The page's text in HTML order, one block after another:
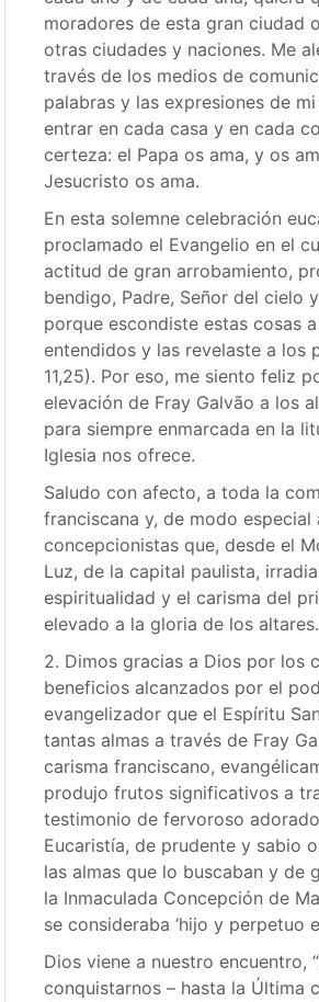
moradores de esta gran ciudad
otras ciudades y naciones. Me
través de los medios de
palabras y las expresiones de
entrar en cada casa y en cada
certeza: el Papa os ama, y os
Jesucristo os ama.
En esta solemne celebración
proclamado el Evangelio en el
actitud de gran arrobamiento,
bendigo, Padre, Señor del cielo
porque escondiste estas cosas
entendidos y las revelaste a los
11,25). Por eso, me siento feliz
elevación de Fray Galvão a los
para siempre enmarcada en la
Iglesia nos ofrece.
Saludo con afecto, a toda la
franciscana y, de modo especial
concepcionistas que, desde el
Luz, de la capital paulista,
espiritualidad y el carisma del
elevado a la gloria de los altares.
2. Dimos gracias a Dios por los
beneficios alcanzados por el
evangelizador que el Espíritu
tantas almas a través de Fray
carisma franciscano,
produjo frutos significativos a
testimonio de fervoroso
Eucaristía, de prudente y sabio
las almas que lo buscaban y de
la Inmaculada Concepción de
se consideraba ‘hijo y perpetuo
Dios viene a nuestro encuentro,
conquistarnos – hasta la Última